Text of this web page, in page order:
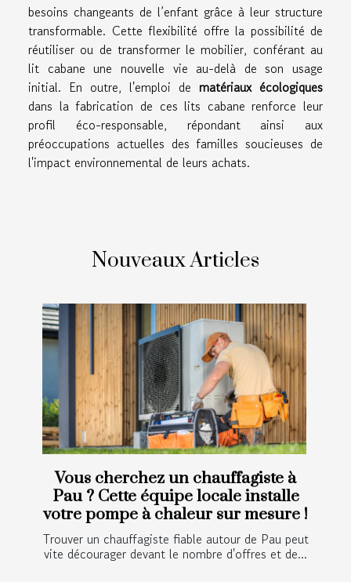
besoins changeants de l’enfant grâce à leur structure
transformable. Cette flexibilité offre la possibilité de
réutiliser ou de transformer le mobilier, conférant au
lit cabane une nouvelle vie au-delà de son usage
initial. En outre, l'emploi de matériaux écologiques
dans la fabrication de ces lits cabane renforce leur
profil éco-responsable, répondant ainsi aux
préoccupations actuelles des familles soucieuses de
l'impact environnemental de leurs achats.
Nouveaux Articles
Vous cherchez un chauffagiste à
Pau ? Cette équipe locale installe
votre pompe à chaleur sur mesure !
Trouver un chauffagiste fiable autour de Pau peut
vite décourager devant le nombre d'offres et de...